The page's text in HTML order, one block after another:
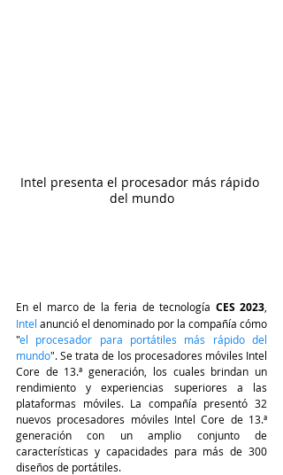
Intel presenta el procesador más rápido
del mundo
En el marco de la feria de tecnología CES 2023
Intel anunció el denominado por la compañía cómo
"el procesador para portátiles más rápido del
mundo". Se trata de los procesadores móviles Intel
Core de 13.ª generación, los cuales brindan un
rendimiento y experiencias superiores a las
plataformas móviles. La compañía presentó 32
nuevos procesadores móviles Intel Core de 13.ª
generación con un amplio conjunto de
características y capacidades para más de 300
diseños de portátiles.